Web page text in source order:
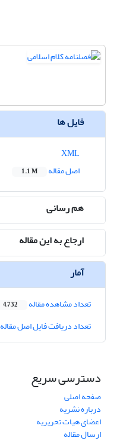
فایل ها
اصل مقاله
1.1 M
هم رسانی
ارجاع به این مقاله
آمار
تعداد مشاهده مقاله 4,732
تعداد دریافت فایل اصل مقاله
دسترسی سریع
صفحه اصلی
درباره نشریه
اعضای هیات تحریریه
ارسال مقاله